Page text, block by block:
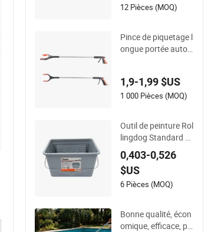
12 Pièces (MOQ)
Pince de piquetage l
ongue portée autoc
1,9-1,99 $US
1 000 Pièces (MOQ)
Outil de peinture Rol
lingdog Standard 2
0124 Seau de peint
ure 25cm
0,403-0,526
$US
6 Pièces (MOQ)
Bonne qualité, écon
omique, efficace, poi